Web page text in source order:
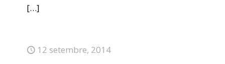
[…]
12 setembre, 2014